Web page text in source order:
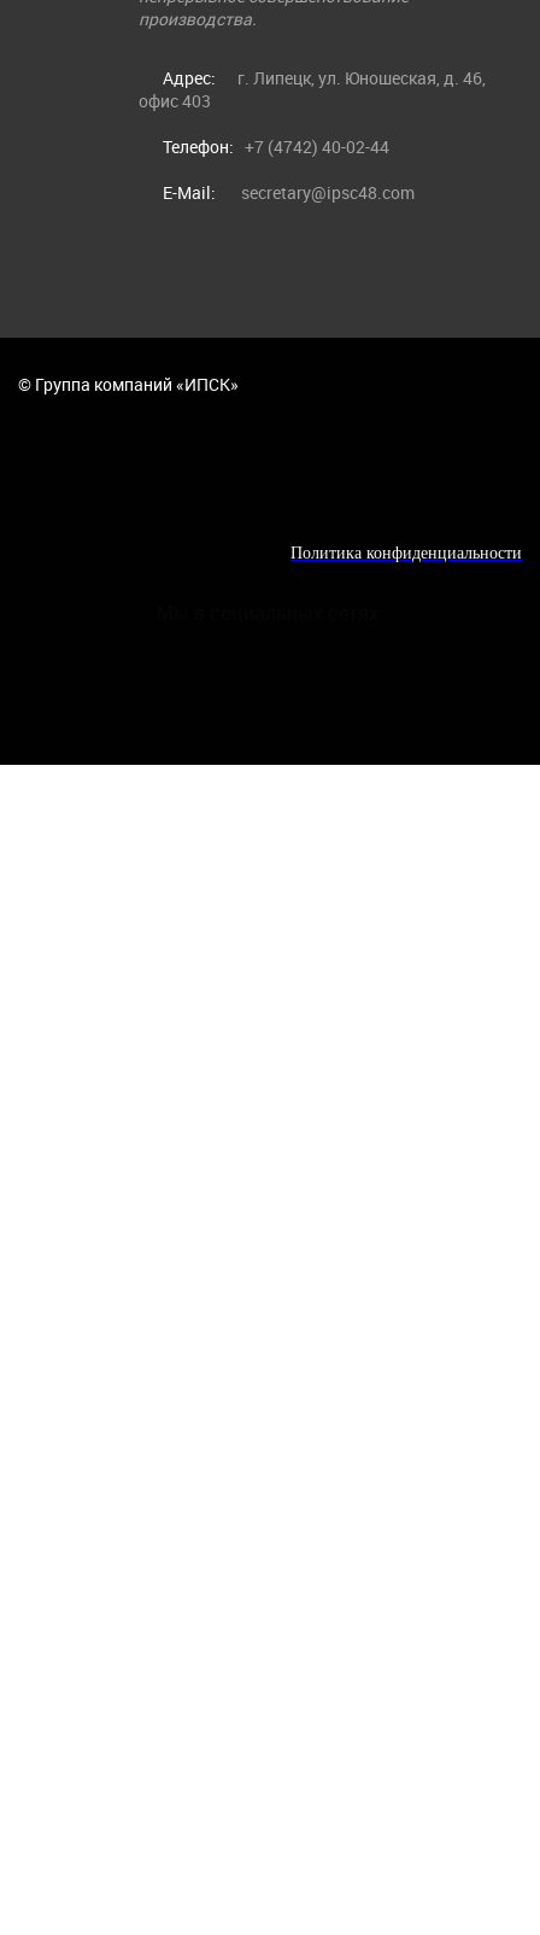
производства.
Адрес: г. Липецк, ул. Юношеская, д. 46,
офис 403
Телефон: +7 (4742) 40-02-44
E-Mail: secretary@ipsc48.com
© Группа компаний «ИПСК»
Политика конфиденциальности